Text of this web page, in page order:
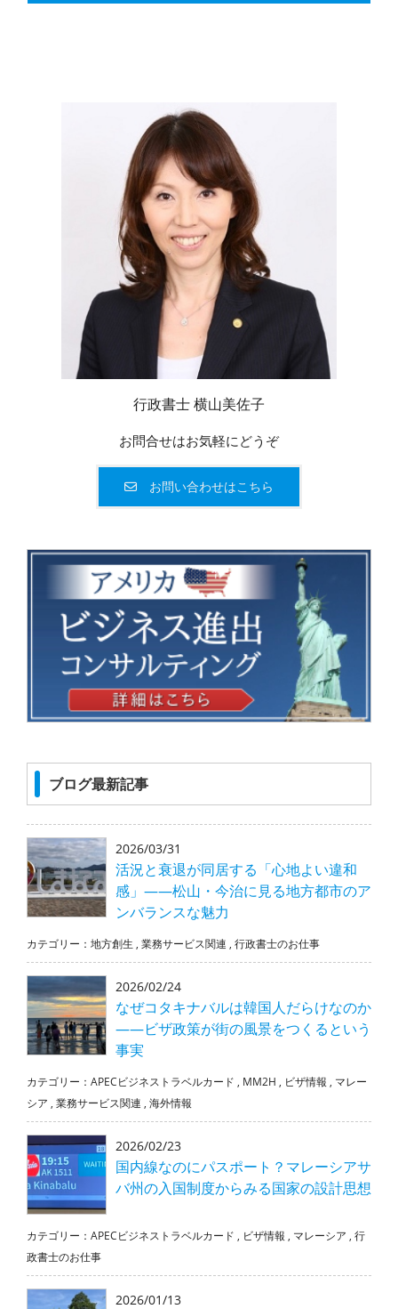
行政書士 横山美佐子
お問合せはお気軽にどうぞ
お問い合わせはこちら
ブログ最新記事
2026/03/31
活況と衰退が同居する「心地よい違和
感」――松山・今治に見る地方都市のア
ンバランスな魅力
カテゴリー： 地方創生 , 業務サービス関連 , 行政書士のお仕事
2026/02/24
なぜコタキナバルは韓国人だらけなのか
――ビザ政策が街の風景をつくるという
事実
カテゴリー： APECビジネストラベルカード , MM2H , ビザ情報 , マレー
シア , 業務サービス関連 , 海外情報
2026/02/23
国内線なのにパスポート？マレーシアサ
バ州の入国制度からみる国家の設計思想
カテゴリー： APECビジネストラベルカード , ビザ情報 , マレーシア , 行
政書士のお仕事
2026/01/13